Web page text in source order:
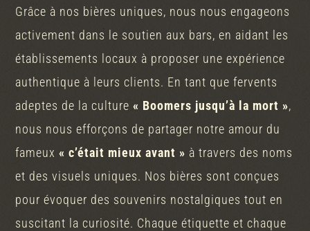
Grâce à nos bières uniques, nous nous engageons
activement dans le soutien aux bars, en aidant les
établissements locaux à proposer une expérience
authentique à leurs clients. En tant que fervents
adeptes de la culture« Boomers jusqu’à la mort »,
nous nous efforçons de partager notre amour du
fameux« c’était mieux avant » à travers des noms
et des visuels uniques. Nos bières sont conçues
pour évoquer des souvenirs nostalgiques tout en
suscitant la curiosité. Chaque étiquette et chaque